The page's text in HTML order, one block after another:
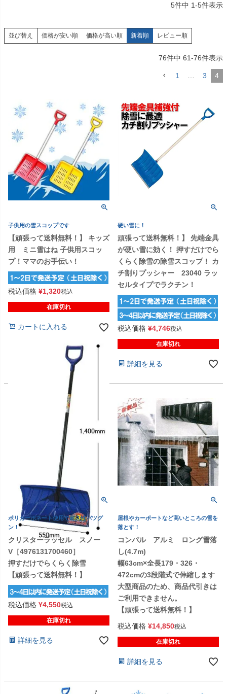
5件中 1-5件表示
並び替え 価格が安い順 価格が高い順 新着順 レビュー順
76件中 61-76件表示
1 3 4
子供用の雪スコップです
【頑張って送料無料！】 キッズ
用 ミニ雪はね 子供用スコッ
プ！ママのお手伝い！
税込価格 ¥1,320税込
在庫切れ
カートに入れる
硬い雪に！
頑張って送料無料！】 先端金具
が硬い雪に効く！ 押すだけでら
くらく除雪の除雪スコップ！ カ
チ割りプッシャー 23040 ラッ
セルタイプでラクチン！
税込価格 ¥4,746税込
在庫切れ
詳細を見る
ポリカーボネート使用で耐久性バツグ
ン！
クリスターラッセル スノー
V［4976131700460］
押すだけでらくらく除雪
【頑張って送料無料！】
税込価格 ¥4,550税込
在庫切れ
詳細を見る
屋根やカーポートなど高いところの雪を
落とす！
コンパル アルミ ロング雪落
し(4.7m)
幅63cm×全長179・326・
472cmの3段階式で伸縮します
大型商品のため、商品代引きは
ご利用できません。
【頑張って送料無料！】
税込価格 ¥14,850税込
在庫切れ
詳細を見る